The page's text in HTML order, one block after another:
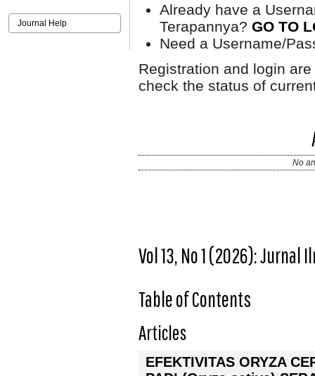
Journal Help
Already have a
Terapannya? GO TO
Need a Username/
Registration and login
check the status of
No
Vol 13, No 1 (2026): Jurnal
Table of Contents
Articles
EFEKTIVITAS ORYZA